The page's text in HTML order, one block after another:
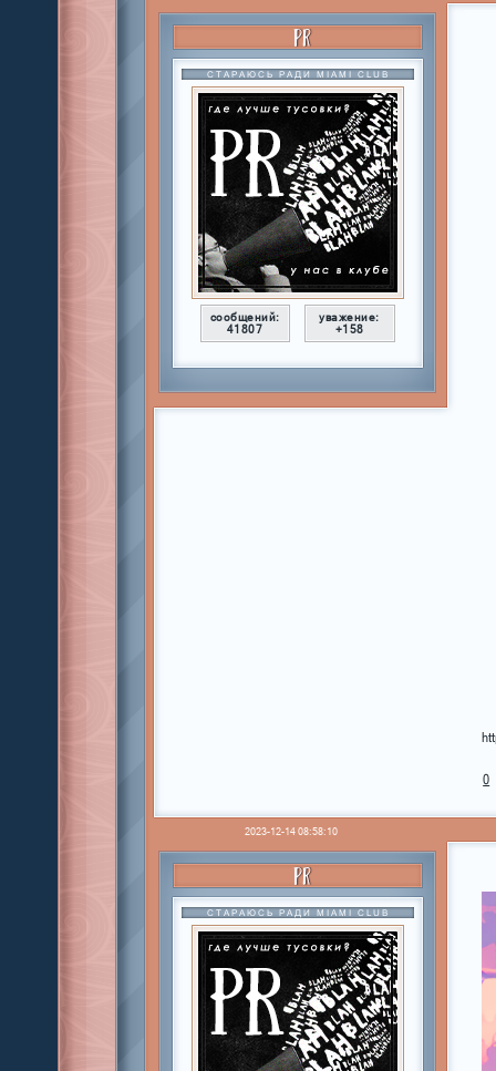
PR
СТАРАЮСЬ РАДИ MIAMI CLUB
сообщений:
41807
уважение:
+158
0
2023-12-14 08:58:10
PR
СТАРАЮСЬ РАДИ MIAMI CLUB